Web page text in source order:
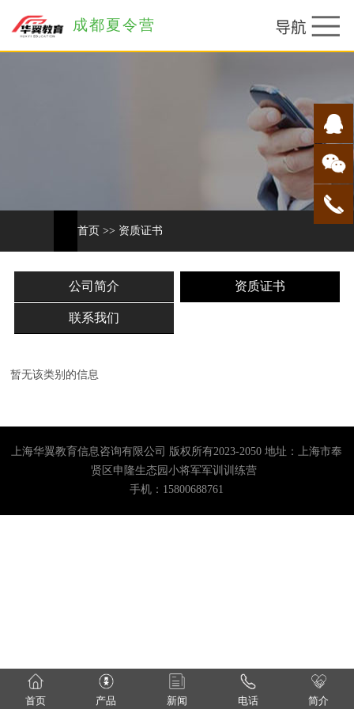
成都夏令营
首页 >> 资质证书
公司简介 资质证书
联系我们
暂无该类别的信息
上海华翼教育信息咨询有限公司 版权所有2023-2050 地址：上海市奉
贤区申隆生态园小将军军训训练营
手机：15800688761
首页 产品 新闻 电话 简介